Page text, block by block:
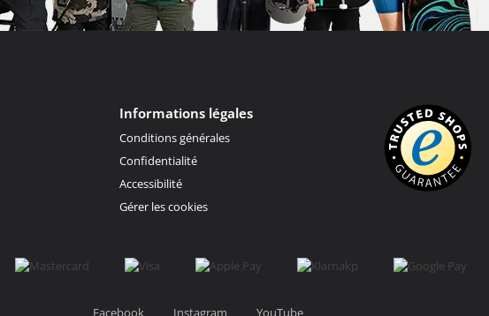
Informations légales
Conditions générales
Confidentialité
Accessibilité
Gérer les cookies
Facebook Instagram YouTube